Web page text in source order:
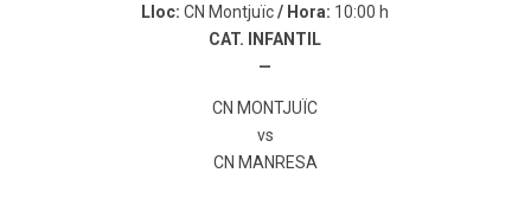
Lloc:CN Montjuïc/ Hora: 10:00 h
CAT. INFANTIL
—
CN MONTJUÏC
vs
CN MANRESA